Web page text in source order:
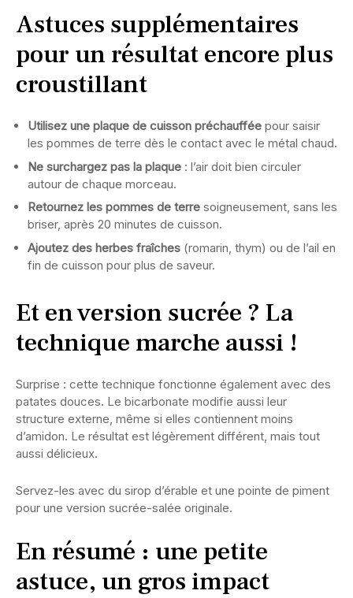
Astuces supplémentaires
pour un résultat encore plus
croustillant
Utilisez une plaque de cuisson préchauffée pour saisir
les pommes de terre dès le contact avec le métal chaud.
Ne surchargez pas la plaque : l’air doit bien circuler
autour de chaque morceau.
Retournez les pommes de terre soigneusement, sans les
briser, après 20 minutes de cuisson.
Ajoutez des herbes fraîches (romarin, thym) ou de l’ail en
fin de cuisson pour plus de saveur.
Et en version sucrée ? La
technique marche aussi !
Surprise : cette technique fonctionne également avec des
patates douces. Le bicarbonate modifie aussi leur
structure externe, même si elles contiennent moins
d’amidon. Le résultat est légèrement différent, mais tout
aussi délicieux.
Servez-les avec du sirop d’érable et une pointe de piment
pour une version sucrée-salée originale.
En résumé : une petite
astuce, un gros impact